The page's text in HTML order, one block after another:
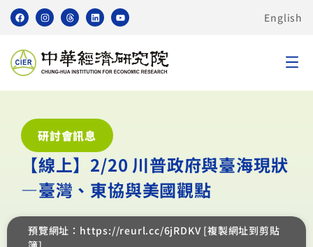
English
研討會訊息
【線上】2/20 川普政府與臺海現狀
—臺灣、東協與美國觀點
預覽網址：https://reurl.cc/6jRDKV [複製網址到剪貼